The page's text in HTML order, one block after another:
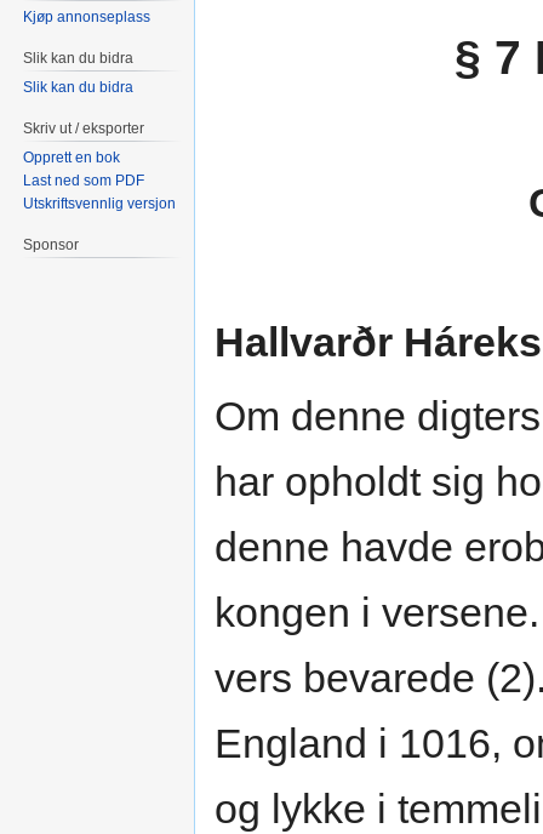
§ 7
Hallvarðr
Om denne
har opholdt sig
denne havde
kongen i
vers bevarede
England i 1016,
og lykke i
Kjøp annonseplass
Slik kan du bidra
Slik kan du bidra
Skriv ut / eksporter
Opprett en bok
Last ned som PDF
Utskriftsvennlig versjon
Sponsor